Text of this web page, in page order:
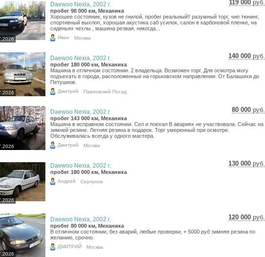
119 000 руб.
1 740 €
Daewoo Nexia, 2002 г.
пробег 98 000 км, Механика
Хорошее состояние, кузов не гнилой, пробег реальный!! разумный торг, чип тюнинг,
спортивный выхлоп, хорошая акустика саб усилок, салон в карбоновой пленке, на
сиденьях чехлы , машина резвая, никогда...
Иван Москва
140 000 руб.
2 047 €
Daewoo Nexia, 2002 г.
пробег 180 000 км, Механика
Машина в отличном состоянии. 2 владельца. Возможен торг. Для осмотра могу
подъехать в города, расположенные на горьковском направлении. От Балашихи до
Петушков.
Дмитрий Павловский Посад
80 000 руб.
1 170 €
Daewoo Nexia, 2002 г.
пробег 143 000 км, Механика
Машина в исправном состоянии. Сел и поехал В авариях не участвовала. Сейчас на
зимней резине. Летняя резина в подарок. Торг умеренный при осмотре.
Обслуживалась всегда у одного мастера.
Дмитрий Москва
130 000 руб.
Daewoo Nexia, 2002 г.
пробег 180 000 км, Механика
Андрей Серпухов
120 000 руб.
1 755 €
Daewoo Nexia, 2002 г.
пробег 80 000 км, Механика
В отличном состоянии, без аварий, любые проверки, + 5000 руб зимняя резина по
желанию, срочно.
ДМИТРИЙ Москва